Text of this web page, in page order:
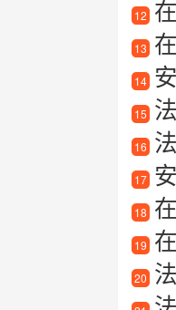
12
13
14
15
16
17
18
19
20